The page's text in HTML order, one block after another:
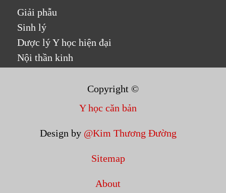
Giải phẫu
Sinh lý
Dược lý Y học hiện đại
Nội thần kinh
Copyright ©
Y học căn bản
Design by @Kim Thương Đường
Sitemap
About